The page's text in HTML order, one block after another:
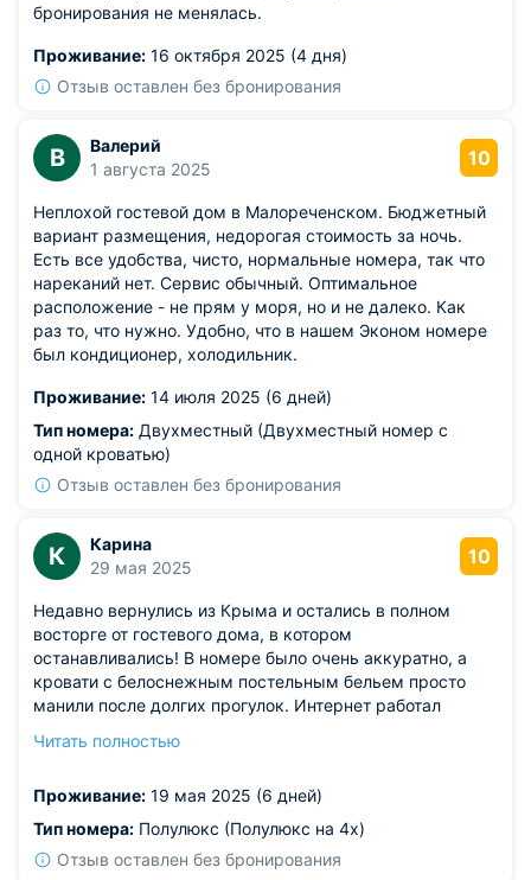
бронирования не менялась.
Проживание: 16 октября 2025 (4 дня)
Отзыв оставлен без бронирования
В
Валерий
1 августа 2025
10
Неплохой гостевой дом в Малореченском. Бюджетный
вариант размещения, недорогая стоимость за ночь.
Есть все удобства, чисто, нормальные номера, так что
нареканий нет. Сервис обычный. Оптимальное
расположение - не прям у моря, но и не далеко. Как
раз то, что нужно. Удобно, что в нашем Эконом номере
был кондиционер, холодильник.
Проживание: 14 июля 2025 (6 дней)
Тип номера: Двухместный (Двухместный номер с
одной кроватью)
Отзыв оставлен без бронирования
К
Карина
29 мая 2025
10
Недавно вернулись из Крыма и остались в полном
восторге от гостевого дома, в котором
останавливались! В номере было очень аккуратно, а
кровати с белоснежным постельным бельем просто
манили после долгих прогулок. Интернет работал
нас, так как нужно было оставаться на связи. Вечера
воздухом и крымскими закатами. Отдельное спасибо
за мангальную зону! Несколько раз жарили шашлыки,
наслаждаясь компанией и вкусной едой.
Читать полностью
Проживание: 19 мая 2025 (6 дней)
Тип номера: Полулюкс (Полулюкс на 4х)
Отзыв оставлен без бронирования